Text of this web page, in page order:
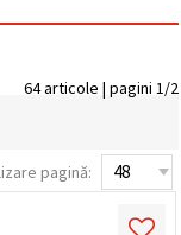
64 articole | pagini 1/2
pagină: